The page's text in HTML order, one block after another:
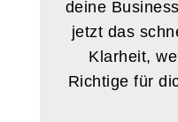
deine
jetzt das
Klarheit,
Richtige für